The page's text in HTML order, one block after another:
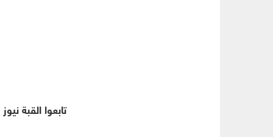
تابعوا القبة